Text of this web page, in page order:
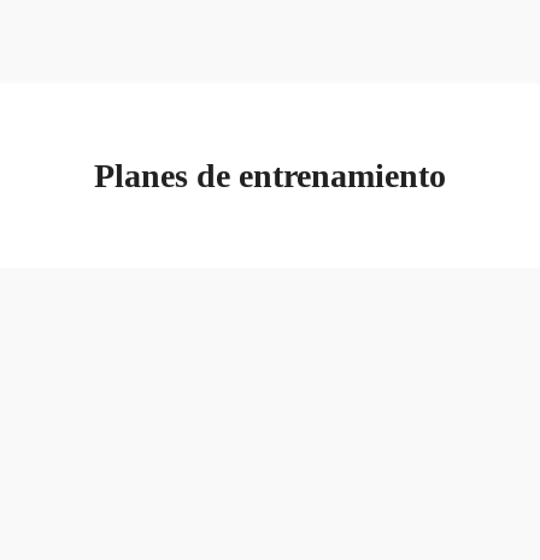
Planes de entrenamiento